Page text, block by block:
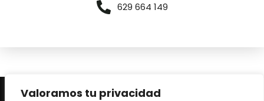
Valoramos tu privacidad
629 664 149